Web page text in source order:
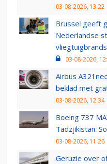
03-08-2026, 13:22
Brussel geeft
Nederlandse
03-08-2026,
Airbus
beklad met
03-08-2026, 12:34
Boeing 737
Tadzjikistan:
03-08-2026, 11:26
Geruzie over